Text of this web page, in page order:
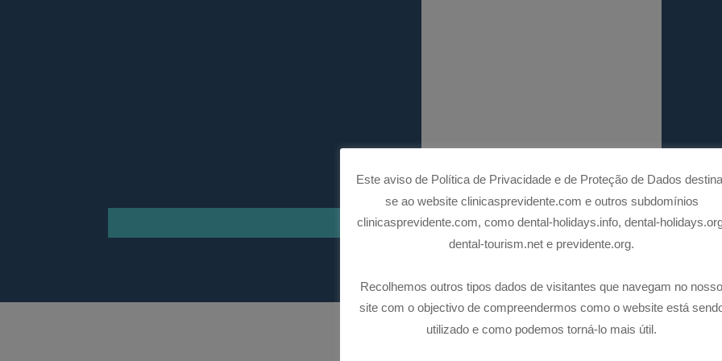
REGRESSAR A CASOS CLÍNICOS
Este aviso de Política de Privacidade e de Proteção de Dados
se ao website clinicasprevidente.com e outros subdomínios
clinicasprevidente.com, como dental-holidays.info, dental-
dental-tourism.net e previdente.org.
Recolhemos outros tipos dados de visitantes que navegam no nosso
site com o objectivo de compreendermos como o website está
utilizado e como podemos torná-lo mais útil.